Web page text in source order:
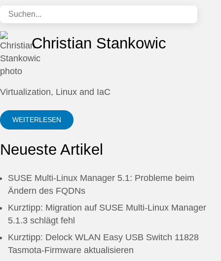
Christian Stankowic
Virtualization, Linux and IaC
WEITERLESEN
Neueste Artikel
SUSE Multi-Linux Manager 5.1: Probleme beim
Ändern des FQDNs
Kurztipp: Migration auf SUSE Multi-Linux Manager
5.1.3 schlägt fehl
Kurztipp: Delock WLAN Easy USB Switch 11828
Tasmota-Firmware aktualisieren